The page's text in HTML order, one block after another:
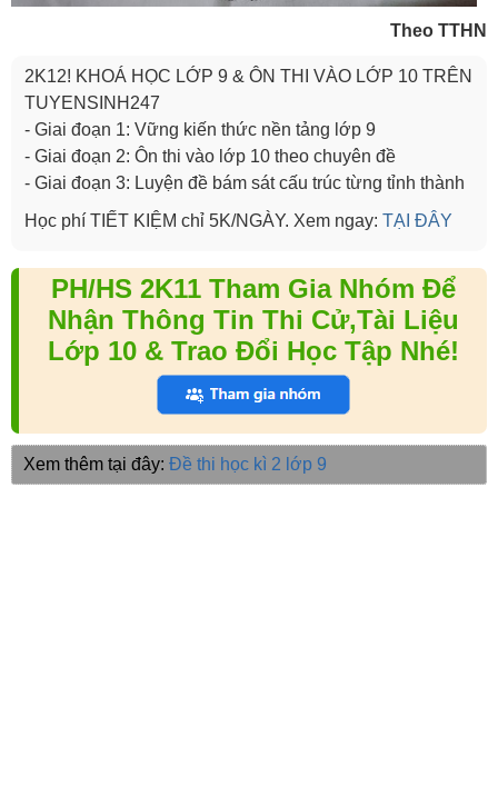
Theo TTHN
2K12! KHOÁ HỌC LỚP 9 & ÔN THI VÀO LỚP 10 TRÊN
TUYENSINH247
- Giai đoạn 1: Vững kiến thức nền tảng lớp 9
- Giai đoạn 2: Ôn thi vào lớp 10 theo chuyên đề
- Giai đoạn 3: Luyện đề bám sát cấu trúc từng tỉnh thành
Học phí TIẾT KIỆM chỉ 5K/NGÀY. Xem ngay: TẠI ĐÂY
PH/HS 2K11 Tham Gia Nhóm Để
Nhận Thông Tin Thi Cử,Tài Liệu
Lớp 10 & Trao Đổi Học Tập Nhé!
Xem thêm tại đây: Đề thi học kì 2 lớp 9